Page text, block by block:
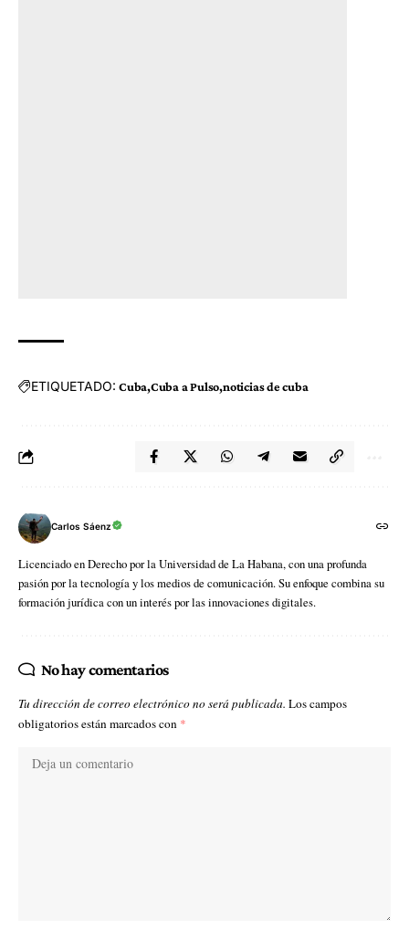
ETIQUETADO: Cuba Cuba a Pulso noticias de cuba
Carlos Sáenz
Licenciado en Derecho por la Universidad de La Habana, con una profunda
pasión por la tecnología y los medios de comunicación. Su enfoque combina su
formación jurídica con un interés por las innovaciones digitales.
No hay comentarios
Tu dirección de correo electrónico no será publicada. Los campos
obligatorios están marcados con *